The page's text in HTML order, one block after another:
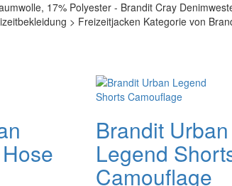
17% Polyester - Brandit Cray
> Freizeitjacken Kategorie von
Brandit Urban
Legend
Camouflage